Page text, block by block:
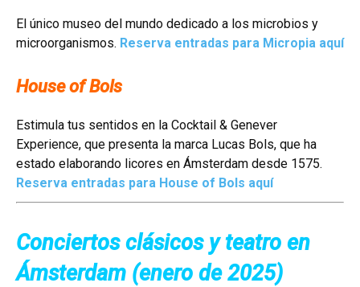
El único museo del mundo dedicado a los microbios y
microorganismos. Reserva entradas para Micropia aquí
House of Bols
Estimula tus sentidos en la Cocktail & Genever
Experience, que presenta la marca Lucas Bols, que ha
estado elaborando licores en Ámsterdam desde 1575.
Reserva entradas para House of Bols aquí
Conciertos clásicos y teatro en
Ámsterdam (enero de 2025)